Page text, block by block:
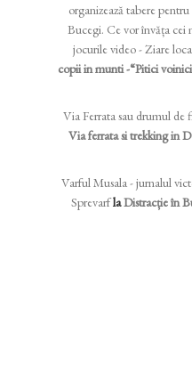
organizează tabere
Bucegi. Ce vor învăța cei
jocurile video - Ziare
copii in munti -“Pitici
Via Ferrata sau drumul de
Via ferrata si trekking in
Varful Musala - jurnalul
SprevarflaDistracție în